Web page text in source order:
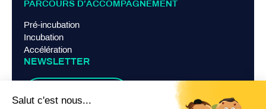
PARCOURS D’ACCOMPAGNEMENT
Pré-incubation
Incubation
Accélération
NEWSLETTER